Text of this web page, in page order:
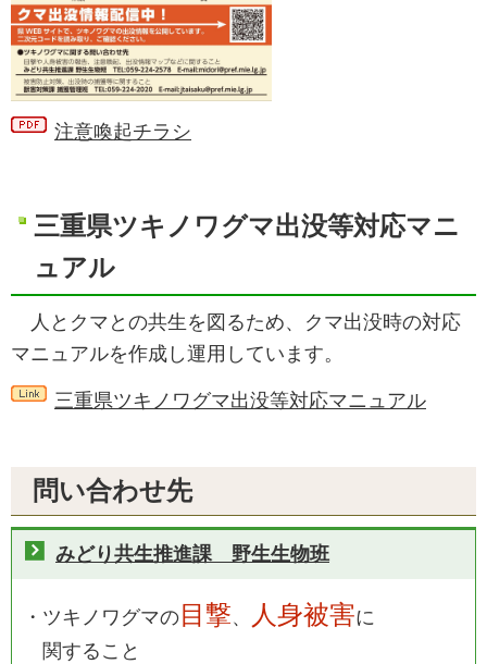
注意喚起チラシ
三重県ツキノワグマ出没等対応マニ
ュアル
人とクマとの共生を図るため、クマ出没時の対応
マニュアルを作成し運用しています。
三重県ツキノワグマ出没等対応マニュアル
問い合わせ先
みどり共生推進課 野生生物班
・ツキノワグマの 目撃、 人身被害に
関すること